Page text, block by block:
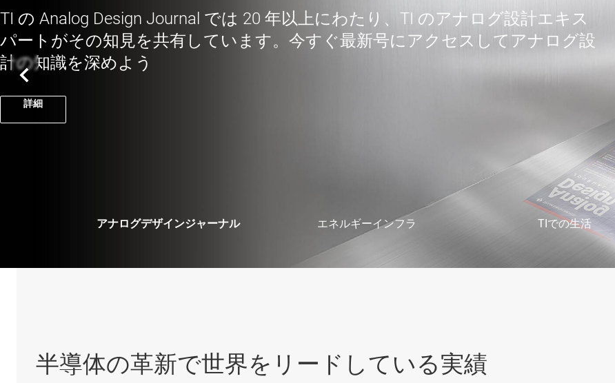
TI の Analog Design Journal では 20 年以上にわたり、TI のアナログ設計エキス
パートがその知見を共有しています。今すぐ最新号にアクセスしてアナログ設
計の知識を深めよう
詳細
ステムを設計する
TI のエッジ AI 対応マイコンと高精度センシング製品ラインを活用して、太陽
システムを構築しましょう
テクノロジー業界のリーダーたちの指導から、実際のプロジェクトを通じて、
TI のインターン生は、将来のキャリアに大きな影響を与えるスキルを身につけ
ています。TI でのインターン経験を通じてキャリアを成長された先輩たちの3
つの学びをご紹介します。
記事を読む
半導体の革新で世界をリードしている実績